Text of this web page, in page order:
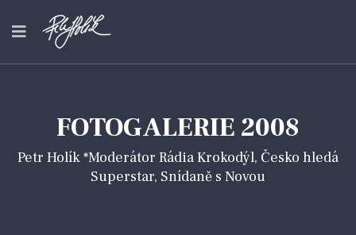
FOTOGALERIE 2008
Petr Holík *Moderátor Rádia Krokodýl, Česko hledá
Superstar, Snídaně s Novou